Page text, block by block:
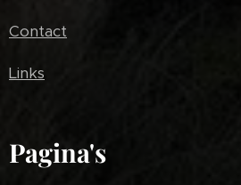
Contact
Links
Pagina's